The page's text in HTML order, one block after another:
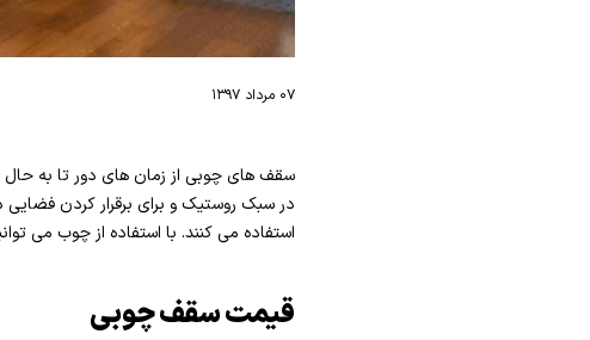
۰۷ مرداد ۱۳۹۷
سقف های چوبی از زمان های دور تا به
در سبک روستیک و برای برقرار کردن فضایی
استفاده می کنند. با استفاده از چوب می
قیمت سقف چوبی